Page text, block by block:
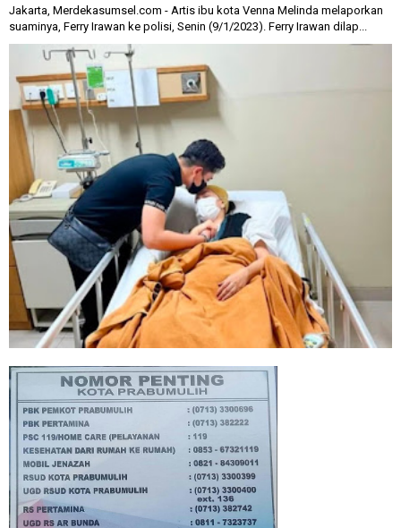
Jakarta, Merdekasumsel.com - Artis ibu kota Venna Melinda melaporkan
suaminya, Ferry Irawan ke polisi, Senin (9/1/2023). Ferry Irawan dilap...